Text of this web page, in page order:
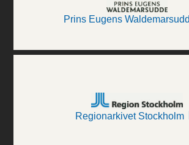
Prins Eugens
Regionarkivet Stockholm